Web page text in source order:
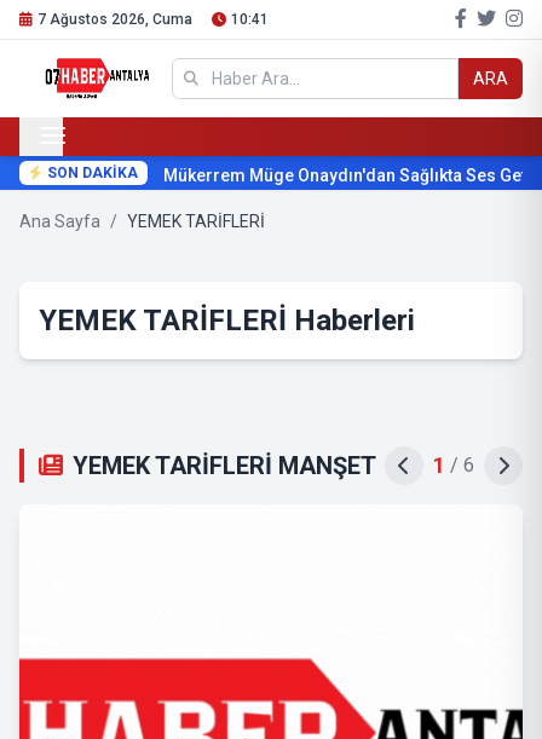
7 Ağustos 2026, Cuma 10:41
ARA
SON DAKİKAMükerrem Müge Onaydın'dan Sağlıkta Ses
Ana Sayfa / YEMEK TARİFLERİ
YEMEK TARİFLERİ Haberleri
YEMEK TARİFLERİ MANŞET 2 / 6